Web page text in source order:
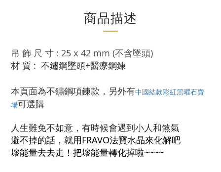
商品描述
吊 飾 尺 寸 : 25 x 42 mm (不含墜頭)
材 質 : 不鏽鋼墜頭+醫療鋼鍊
本頁面為不鏽鋼項鍊款，另外有中國結款彩紅黑曜石賣
場可選購
人生難免不如意，有時候會遇到小人和煞氣
避不掉的話，就用FRAVO法寶水晶來化解吧
壞能量去去走！把壞能量轉化掉啦~~~~